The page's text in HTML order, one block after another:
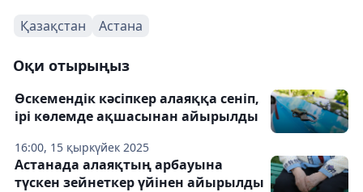
Қазақстан Астана
Оқи отырыңыз
16:00, 15 қыркүйек 2025
Өскемендік кәсіпкер алаяққа сеніп,
ірі көлемде ақшасынан айырылды
Астанада алаяқтың арбауына
түскен зейнеткер үйінен айырылды